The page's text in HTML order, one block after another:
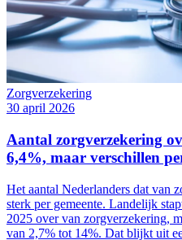
Zorgverzekering
30 april 2026
Aantal zorgverzekering
6,4%, maar verschillen
Het aantal Nederlanders dat van
sterk per gemeente. Landelijk
2025 over van zorgverzekering,
van 2,7% tot 14%. Dat blijkt uit